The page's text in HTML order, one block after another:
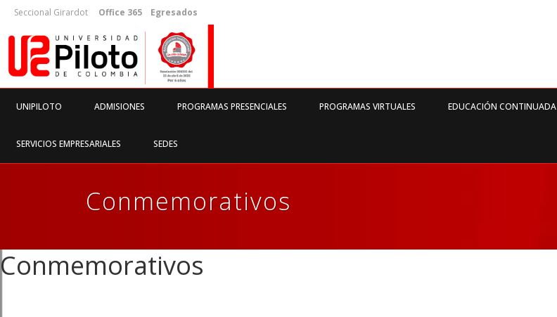
Seccional Girardot Office 365 Egresados
UNIPILOTO ADMISIONES PROGRAMAS PRESENCIALES PROGRAMAS VIRTUALES EDUCACIÓN CONTINUADA
SERVICIOS EMPRESARIALES SEDES
Conmemorativos
Conmemorativos